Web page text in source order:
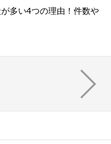
多い4つの理由！件数や